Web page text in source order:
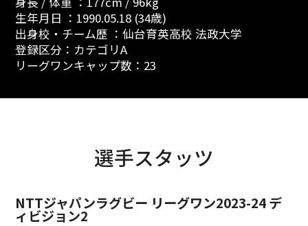
生年月日 ：1990.05.18 (34歳)
出身校・チーム歴 ：仙台育英高校 法政大学
登録区分：カテゴリA
リーグワンキャップ数：23
選手スタッツ
NTTジャパンラグビー リーグワン2023-24 デ
ィビジョン2